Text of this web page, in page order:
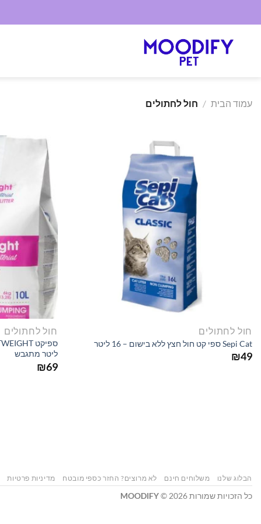
עמוד הבית / חול לחתולים
חול לחתולים
Sepi Cat ספי קט חול חצץ ללא בישום – 16 ליטר
₪49
חול לחתולים
ליטר מתגבש
₪69
הבלוג שלנו משלוחים חינם לא מרוצים? החזר כספי מובטח מדיניות פרטיות
כל הזכויות שמורות 2026 © MOODIFY